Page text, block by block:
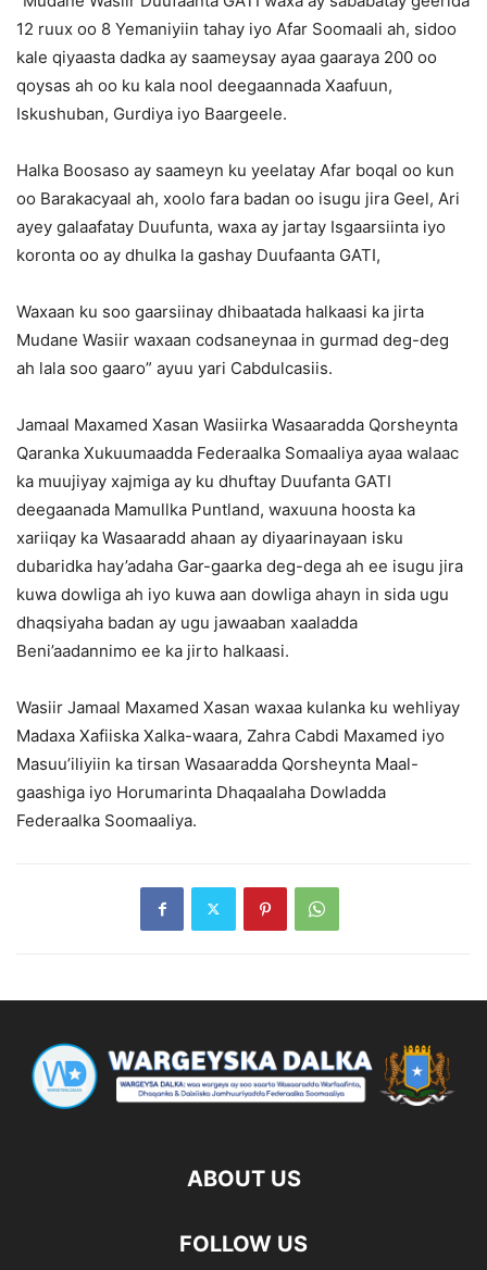
12 ruux oo 8 Yemaniyiin tahay iyo Afar Soomaali ah, sidoo
kale qiyaasta dadka ay saameysay ayaa gaaraya 200 oo
qoysas ah oo ku kala nool deegaannada Xaafuun,
Iskushuban, Gurdiya iyo Baargeele.
Halka Boosaso ay saameyn ku yeelatay Afar boqal oo kun
oo Barakacyaal ah, xoolo fara badan oo isugu jira Geel, Ari
ayey galaafatay Duufunta, waxa ay jartay Isgaarsiinta iyo
koronta oo ay dhulka la gashay Duufaanta GATI,
Waxaan ku soo gaarsiinay dhibaatada halkaasi ka jirta
Mudane Wasiir waxaan codsaneynaa in gurmad deg-deg
ah lala soo gaaro” ayuu yari Cabdulcasiis.
Jamaal Maxamed Xasan Wasiirka Wasaaradda Qorsheynta
Qaranka Xukuumaadda Federaalka Somaaliya ayaa walaac
ka muujiyay xajmiga ay ku dhuftay Duufanta GATI
deegaanada Mamullka Puntland, waxuuna hoosta ka
xariiqay ka Wasaaradd ahaan ay diyaarinayaan isku
dubaridka hay’adaha Gar-gaarka deg-dega ah ee isugu jira
kuwa dowliga ah iyo kuwa aan dowliga ahayn in sida ugu
dhaqsiyaha badan ay ugu jawaaban xaaladda
Beni’aadannimo ee ka jirto halkaasi.
Wasiir Jamaal Maxamed Xasan waxaa kulanka ku wehliyay
Madaxa Xafiiska Xalka-waara, Zahra Cabdi Maxamed iyo
Masuu’iliyiin ka tirsan Wasaaradda Qorsheynta Maal-
gaashiga iyo Horumarinta Dhaqaalaha Dowladda
Federaalka Soomaaliya.
ABOUT US
FOLLOW US